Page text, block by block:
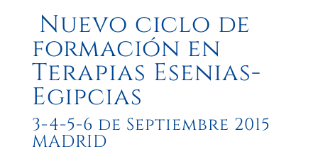
Nuevo ciclo de
formación en
Terapias Esenias-
Egipcias
3-4-5-6 de Septiembre 2015
MADRID